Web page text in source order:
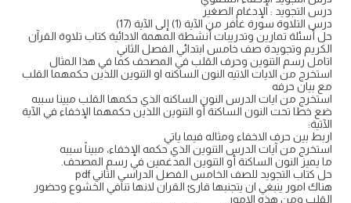
درس التجويد : الإدغام الصغير
درس التلاوة سورة غافر من الآية (1) إلى الآية (17)
حل أسئلة تمارين وتدريبات أنشطة المهمة الادائية كتاب تلاوة القرآن
الكريم وتجويدة صف خامس ابتدائي الفصل الثاني
اتامل رسم التنوين وحرف القلب في المصحف كما في هذا المثال
استخرج من الايات الاتيه النون الساكنه او التنوين اللذين حكمهما القلب
مع بيان حرفه
استخرج من ايات الدرس النون الساكنه الذي حكمها القلب مبينا سببه
ضع خطا تحت النون الساكنة أو التنوين اللذين حكمهما الإخفاء في الآية
الآتية:
اربط بين حرف الاخفاء ومثاله فيما ياتي
استخرج من آيات الدرس التنوين الذي حكمه الإخفاء، مبيناً سببه
ما يميز النون الساكنة أو التنوين المدغمين في رسم المصحف.
حل كتاب التجويد للصف الخامس الفصل الدراسي الثاني pdf
هناك امور ينبغي ان يتجنبها قارئ القران لانها تنافي الخشوع وحضور
القلب ومن هذه الامور